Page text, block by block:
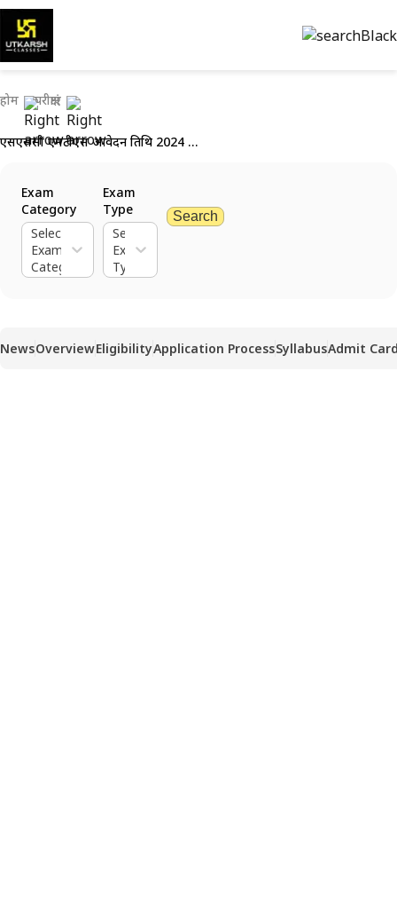
होम परीक्षाएं
एसएससी एमटीएस आवेदन तिथि 2024 बढ़ाई गई: 3 अगस्त 2024 तक करें आवेदन
Exam
Category
Select
Exam
Category
Exam
Type
Select
Exam
Type
Search
NewsOverviewEligibilityApplication ProcessSyllabusAdmit